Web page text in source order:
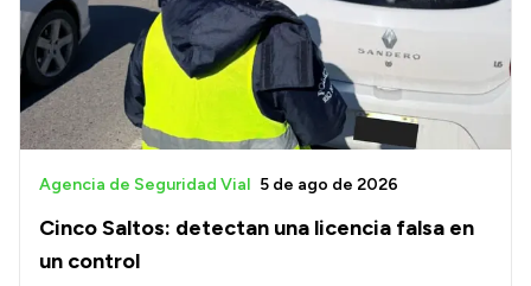
Cinco Saltos: detectan una licencia falsa en
un control
Agencia de Seguridad Vial 5 de ago de 2026